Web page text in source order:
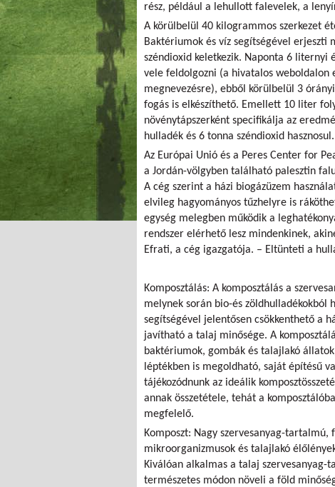
rész, például a lehullott falevelek, a
A körülbelül 40 kilogrammos szerkezet
Baktériumok és víz segítségével erjeszti
széndioxid keletkezik. Naponta 6
vele feldolgozni (a hivatalos weboldalon
megnevezésre), ebből körülbelül 3
fogás is elkészíthető. Emellett 10 liter
növénytápszerként specifikálja az
hulladék és 6 tonna széndioxid hasznosul.
Az Európai Unió és a Peres Center for
a Jordán-völgyben található palesztin
A cég szerint a házi biogázüzem
elvileg hagyományos tűzhelyre is
egység melegben működik a
rendszer elérhető lesz mindenkinek,
Efrati, a cég igazgatója. – Eltünteti a
Komposztálás: A komposztálás a
melynek során bio-és zöldhulladékokból
segítségével jelentősen csökkenthető a
javítható a talaj minősége. A
baktériumok, gombák és talajlakó
léptékben is megoldható, saját építésű
tájékozódnunk az ideálik
annak összetétele, tehát a
megfelelő.
Komposzt: Nagy szervesanyag-
mikroorganizmusok és talajlakó
Kiválóan alkalmas a talaj
természetes módon növeli a föld